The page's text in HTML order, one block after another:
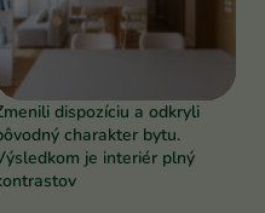
dispozíciu a odkryli
charakter bytu.
je interiér plný